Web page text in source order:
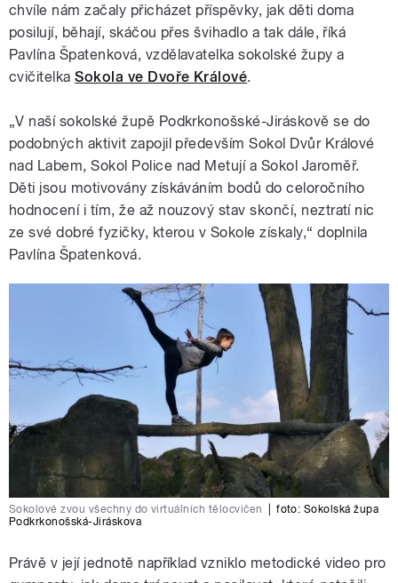
chvíle nám začaly přicházet příspěvky, jak děti doma
posilují, běhají, skáčou přes švihadlo a tak dále, říká
Pavlína Špatenková, vzdělavatelka sokolské župy a
cvičitelkaSokola ve Dvoře Králové.
„V naší sokolské župě Podkrkonošské-Jiráskově se do
podobných aktivit zapojil především Sokol Dvůr Králové
nad Labem, Sokol Police nad Metují a Sokol Jaroměř.
Děti jsou motivovány získáváním bodů do celoročního
hodnocení i tím, že až nouzový stav skončí, neztratí nic
ze své dobré fyzičky, kterou v Sokole získaly,“ doplnila
Pavlína Špatenková.
Sokolové zvou všechny do virtuálních tělocvičen foto: Sokolská župa
Podkrkonošská-Jiráskova
Právě v její jednotě například vzniklo metodické video pro